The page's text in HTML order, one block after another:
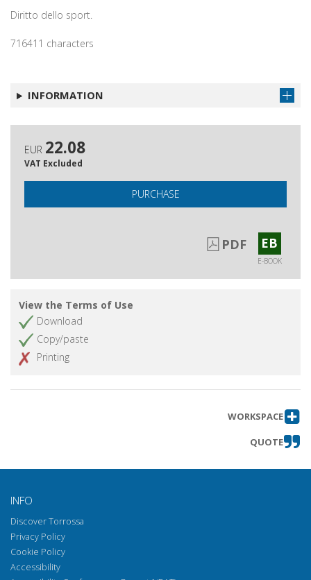
Diritto dello sport.
716411 characters
INFORMATION
EUR 22.08
VAT Excluded
PURCHASE
PDF EB
E-BOOK
View the Terms of Use
Download
Copy/paste
Printing
WORKSPACE
QUOTE
INFO
Discover Torrossa
Privacy Policy
Cookie Policy
Accessibility